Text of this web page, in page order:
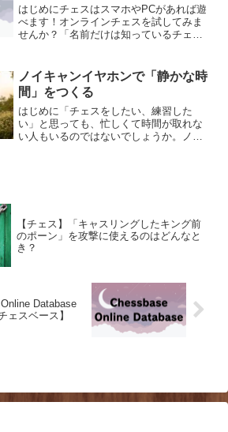
はじめにチェスはスマホやPCがあれば遊
べます！オンラインチェスを試してみま
せんか？「名前だけは知っているチェ
ます！＼最大級のオンラインチェスサイ
トChess.com／オ...
ノイキャンイヤホンで「静かな時
間」をつくる
はじめに「チェスをしたい、練習した
い」と思っても、忙しくて時間が取れな
い人もいるのではないでしょうか。ノイ
【チェス】「キャスリングしたキング前
のポーン」を攻撃に使えるのはどんなと
き？
Database
ェスベース】